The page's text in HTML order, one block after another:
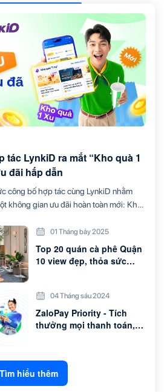
tác LynkiD ra mắt “Kho quà 1
đãi hấp dẫn
công bố hợp tác cùng LynkiD nhằm
không gian ưu đãi hoàn toàn mới: Kho
thêm nhiều trải nghiệm hấp dẫn trong
và du lịch.
01 Tháng bảy 2025
Top 20 quán cà phê Quận
10 view đẹp, thỏa sức
04 Tháng sáu 2024
ZaloPay Priority - Tích
thưởng mọi thanh toán,
Tìm hiểu thêm